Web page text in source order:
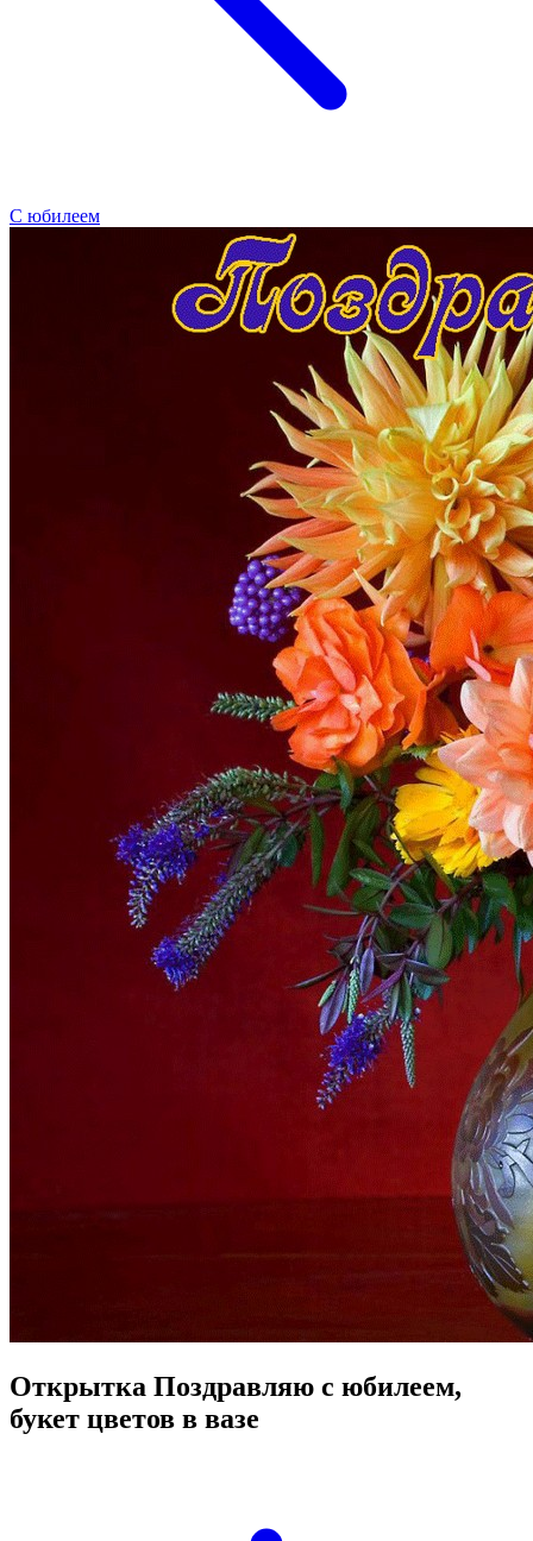
С юбилеем
Открытка Поздравляю с юбилеем,
букет цветов в вазе